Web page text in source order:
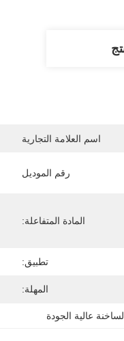
اسم العلامة التجارية
رقم الموديل
المادة المتفاعلة:
تطبيق:
المهلة:
عالية الجودة